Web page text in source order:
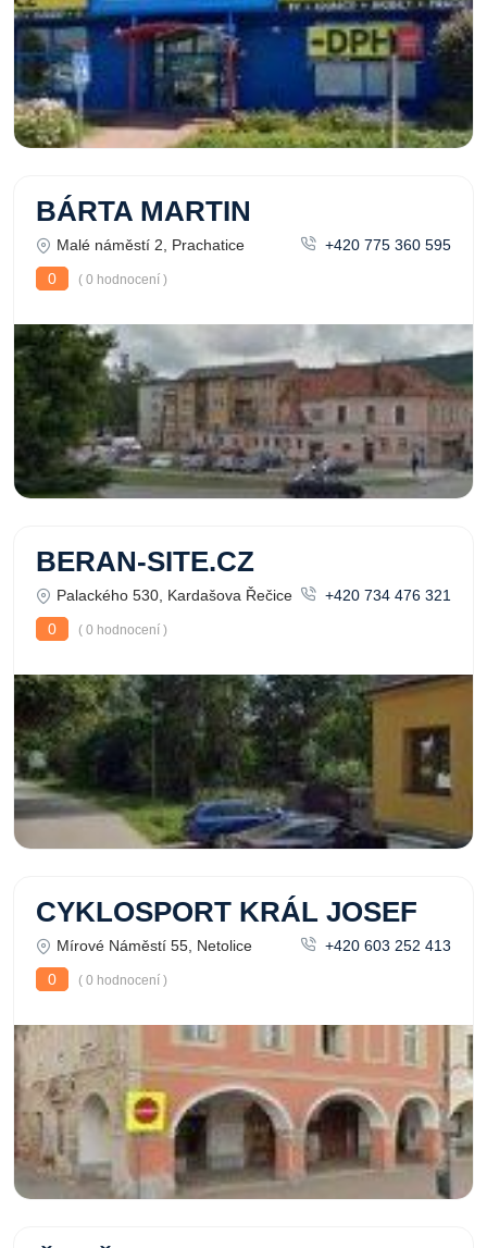
BÁRTA MARTIN
Malé náměstí 2, Prachatice
+420 775 360 595
0
( 0 hodnocení )
BERAN-SITE.CZ
Palackého 530, Kardašova Řečice
+420 734 476 321
0
( 0 hodnocení )
CYKLOSPORT KRÁL JOSEF
Mírové Náměstí 55, Netolice
+420 603 252 413
0
( 0 hodnocení )